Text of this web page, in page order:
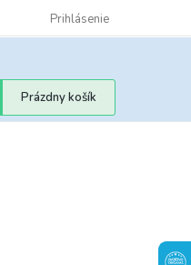
podmienky
Prihlásenie
Nákupný
košík
Prázdny košík